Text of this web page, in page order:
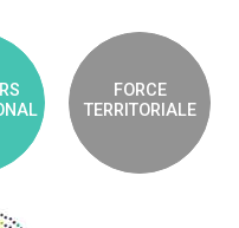
FORCE
TERRITORIALE